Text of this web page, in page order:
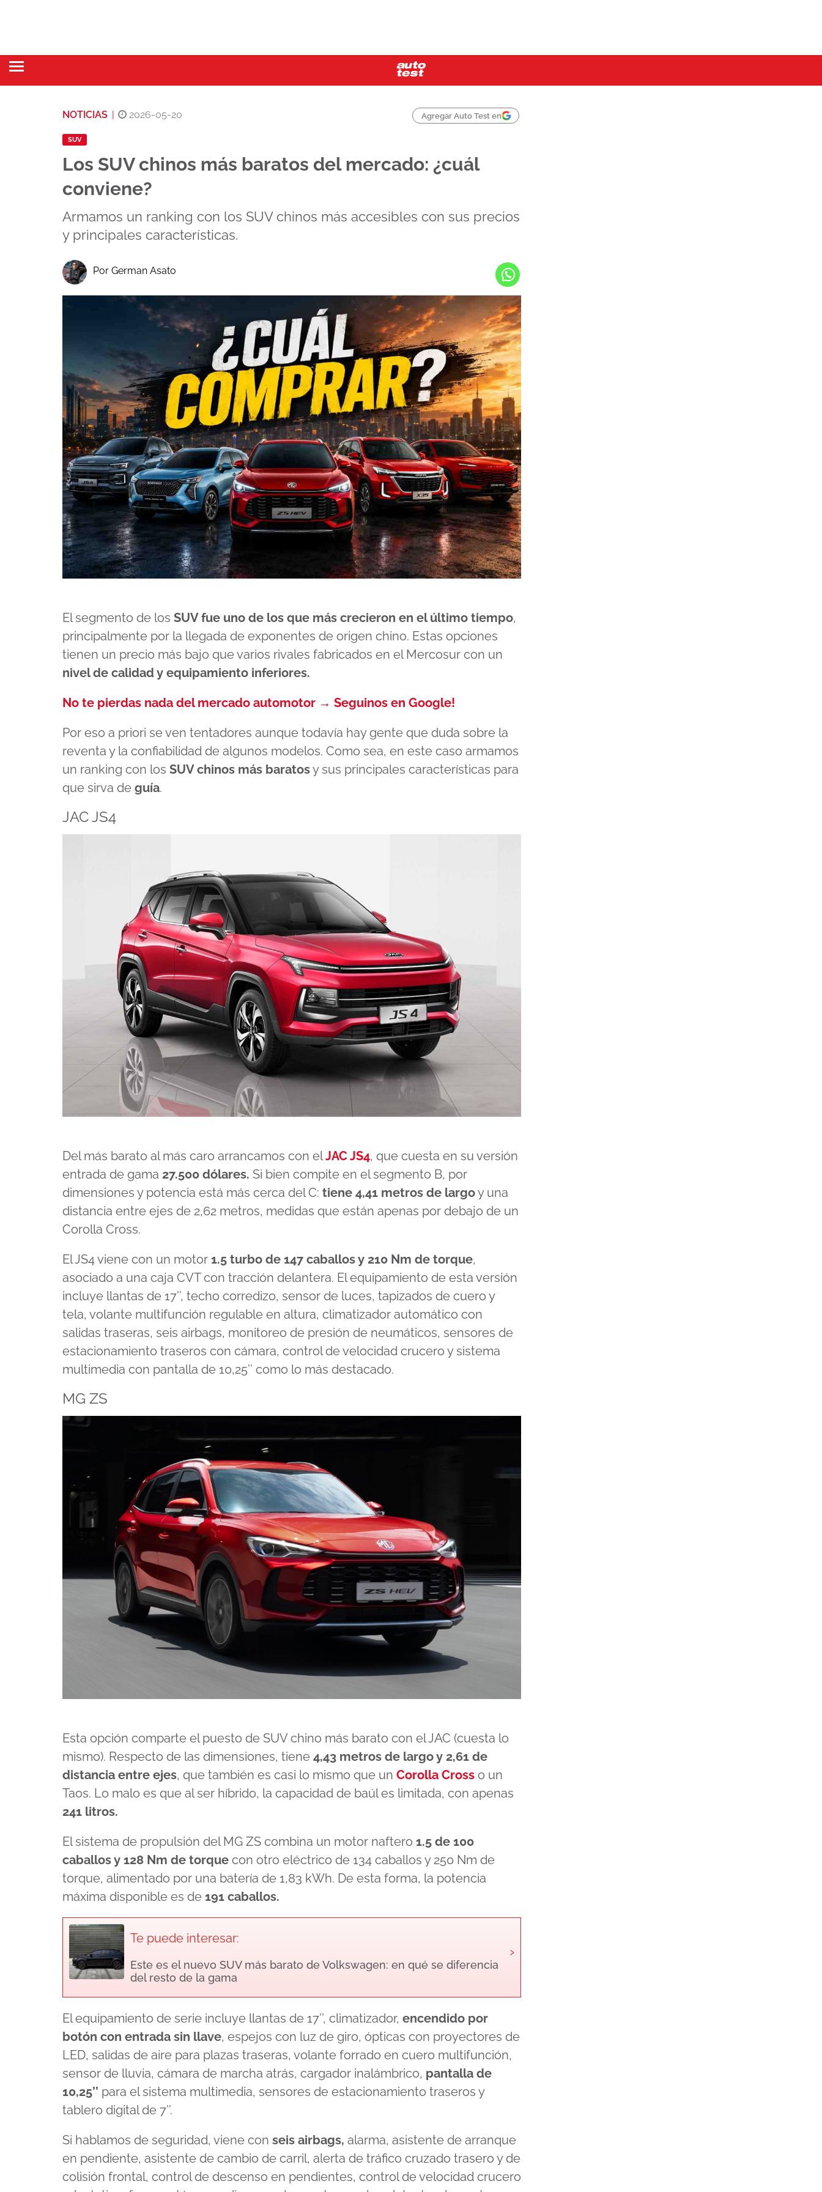
NOTICIAS 2026-05-20 Agregar Auto Test en
SUV
Los SUV chinos más baratos del mercado: ¿cuál
conviene?
Armamos un ranking con los SUV chinos más accesibles con sus precios
y principales características.
Por German Asato
El segmento de los SUV fue uno de los que más crecieron en el último tiempo,
principalmente por la llegada de exponentes de origen chino. Estas opciones
tienen un precio más bajo que varios rivales fabricados en el Mercosur con un
nivel de calidad y equipamiento inferiores.
No te pierdas nada del mercado automotor → Seguinos en Google!
Por eso a priori se ven tentadores aunque todavía hay gente que duda sobre la
reventa y la confiabilidad de algunos modelos. Como sea, en este caso armamos
un ranking con los SUV chinos más baratosy sus principales características para
que sirva de guía.
JAC JS4
Del más barato al más caro arrancamos con elJAC JS4, que cuesta en su versión
entrada de gama 27.500 dólares. Si bien compite en el segmento B, por
dimensiones y potencia está más cerca del C: tiene 4,41 metros de largoy una
distancia entre ejes de 2,62 metros, medidas que están apenas por debajo de un
Corolla Cross.
El JS4 viene con un motor 1.5 turbo de 147 caballos y 210 Nm de torque,
asociado a una caja CVT con tracción delantera. El equipamiento de esta versión
incluye llantas de 17’’, techo corredizo, sensor de luces, tapizados de cuero y
tela, volante multifunción regulable en altura, climatizador automático con
salidas traseras, seis airbags, monitoreo de presión de neumáticos, sensores de
estacionamiento traseros con cámara, control de velocidad crucero y sistema
multimedia con pantalla de 10,25’’ como lo más destacado.
MG ZS
Esta opción comparte el puesto de SUV chino más barato con el JAC (cuesta lo
mismo). Respecto de las dimensiones, tiene 4,43 metros de largo y 2,61 de
distancia entre ejes, que también es casi lo mismo que un Corolla Cross o un
Taos. Lo malo es que al ser híbrido, la capacidad de baúl es limitada, con apenas
241 litros.
El sistema de propulsión del MG ZS combina un motor naftero 1.5 de 100
caballos y 128 Nm de torque con otro eléctrico de 134 caballos y 250 Nm de
torque, alimentado por una batería de 1,83 kWh. De esta forma, la potencia
máxima disponible es de 191 caballos.
Te puede interesar:
Este es el nuevo SUV más barato de Volkswagen: en qué se diferencia
del resto de la gama
›
El equipamiento de serie incluye llantas de 17’’, climatizador, encendido por
botón con entrada sin llave, espejos con luz de giro, ópticas con proyectores de
LED, salidas de aire para plazas traseras, volante forrado en cuero multifunción,
sensor de lluvia, cámara de marcha atrás, cargador inalámbrico, pantalla de
10,25’’ para el sistema multimedia, sensores de estacionamiento traseros y
tablero digital de 7’’.
Si hablamos de seguridad, viene con seis airbags, alarma, asistente de arranque
en pendiente, asistente de cambio de carril, alerta de tráfico cruzado trasero y de
colisión frontal, control de descenso en pendientes, control de velocidad crucero